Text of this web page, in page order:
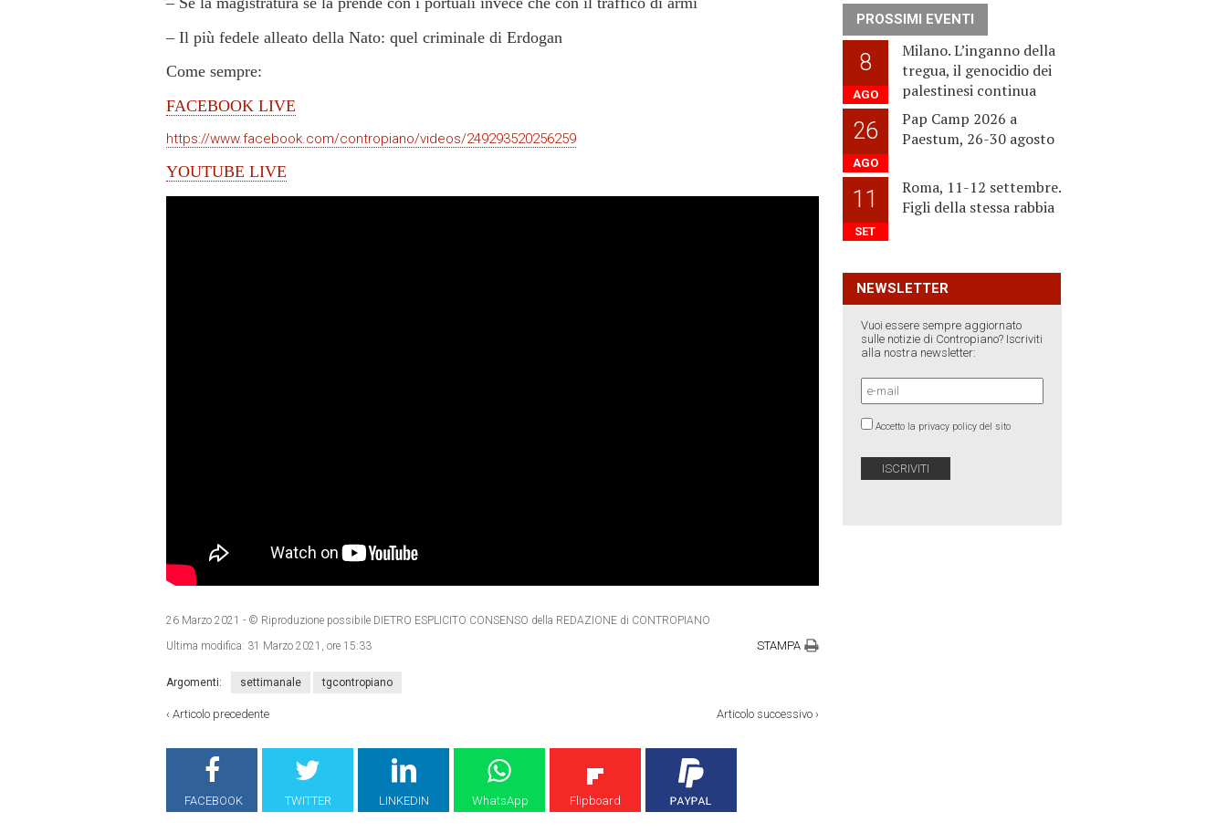
– Il più fedele alleato della Nato: quel criminale di Erdogan
Come sempre:
FACEBOOK LIVE
https://www.facebook.com/contropiano/videos/249293520256259
YOUTUBE LIVE
26 Marzo 2021 - © Riproduzione possibile DIETRO ESPLICITO CONSENSO della REDAZIONE di CONTROPIANO
Ultima modifica: 31 Marzo 2021, ore 15:33 STAMPA
Argomenti: settimanale tgcontropiano
‹ Articolo precedente Articolo successivo ›
FACEBOOK TWITTER LINKEDIN WhatsApp Flipboard
PROSSIMI EVENTI
8
AGO
Milano. L’inganno della
tregua, il genocidio dei
palestinesi continua
26
AGO
Pap Camp 2026 a
Paestum, 26-30 agosto
11
SET
Roma, 11-12 settembre.
Figli della stessa rabbia
NEWSLETTER
Vuoi essere sempre aggiornato
sulle notizie di Contropiano? Iscriviti
alla nostra newsletter:
Accetto la privacy policy del sito